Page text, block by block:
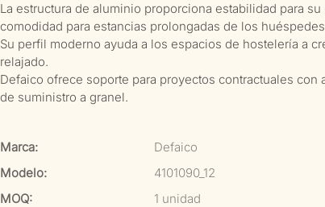
La estructura de aluminio proporciona estabilidad para
comodidad para estancias prolongadas de los
Su perfil moderno ayuda a los espacios de hostelería a
relajado.
Defaico ofrece soporte para proyectos contractuales
de suministro a granel.
Marca:
Defaico
Modelo:
4101090_12
MOQ:
1 unidad